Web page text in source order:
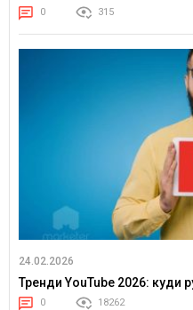
0 315
24.02.2026
Тренди YouTube 2026: куди
0 18262